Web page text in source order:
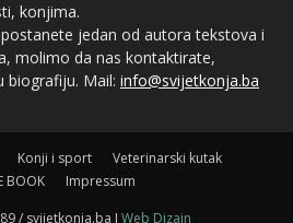
konjima.
jedan od autora tekstova i
molimo da nas kontaktirate,
biografiju. Mail: info@svijetkonja.ba
Konji i sport
Veterinarski kutak
BOOK
Impressum
/ svijetkonja.ba I Web Dizajn